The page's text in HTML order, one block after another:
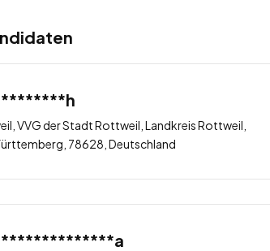
VVG der Stadt Rottweil, Landkreis Rottweil,
78628, Deutschland